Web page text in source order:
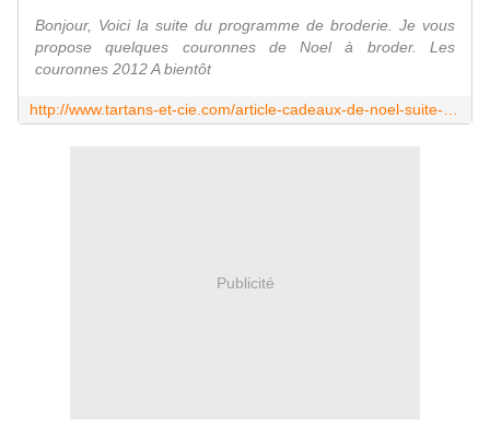
Bonjour, Voici la suite du programme de broderie. Je vous
propose quelques couronnes de Noel à broder. Les
couronnes 2012 A bientôt
Publicité